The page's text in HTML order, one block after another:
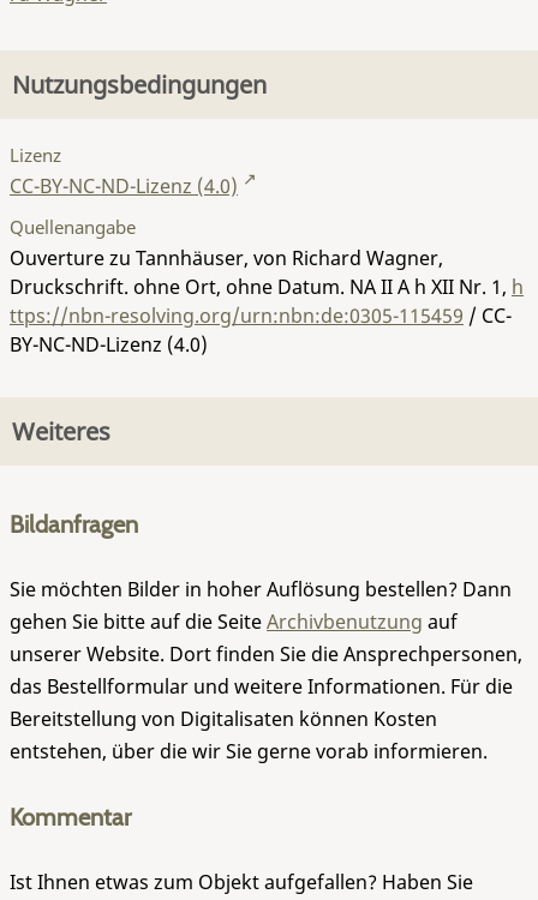
Nutzungsbedingungen
Lizenz
CC-BY-NC-ND-Lizenz (4.0)
Quellenangabe
Ouverture zu Tannhäuser, von Richard Wagner,
Druckschrift. ohne Ort, ohne Datum. NA II A h XII Nr. 1, h
ttps://nbn-resolving.org/urn:nbn:de:0305-115459 / CC-
BY-NC-ND-Lizenz (4.0)
Weiteres
Bildanfragen
Sie möchten Bilder in hoher Auflösung bestellen? Dann
gehen Sie bitte auf die SeiteArchivbenutzung auf
unserer Website. Dort finden Sie die Ansprechpersonen,
das Bestellformular und weitere Informationen. Für die
Bereitstellung von Digitalisaten können Kosten
entstehen, über die wir Sie gerne vorab informieren.
Kommentar
Ist Ihnen etwas zum Objekt aufgefallen? Haben Sie